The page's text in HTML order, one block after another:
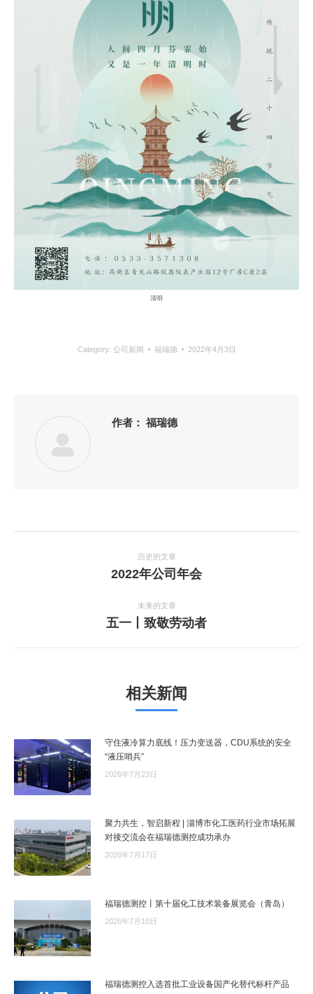
清明
Category: 公司新闻 福瑞德 2022年4月3日
作者： 福瑞德
历史的文章
历
文
章：
2022年公司年会
未来的文章
未
的
五一丨致敬劳动者
相关新闻
守住液冷算力底线！压力变送器，CDU系统的安全
“液压哨兵”
2026年7月23日
聚力共生，智启新程 | 淄博市化工医药行业市场拓展
对接交流会在福瑞德测控成功承办
2026年7月17日
福瑞德测控丨第十届化工技术装备展览会（青岛）
2026年7月10日
福瑞德测控入选首批工业设备国产化替代标杆产品